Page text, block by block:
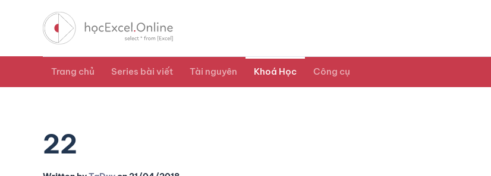
Trang chủ Series bài viết Tài nguyên Khoá Học Công cụ
22